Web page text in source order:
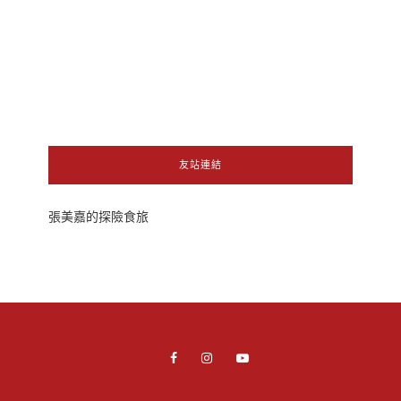
友站連結
張美嘉的探險食旅